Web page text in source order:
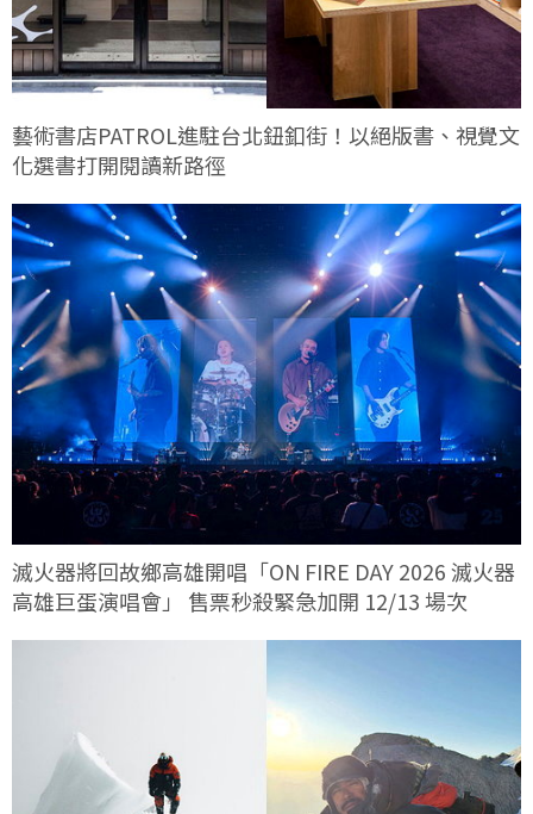
藝術書店PATROL進駐台北鈕釦街！以絕版書、視覺文
化選書打開閱讀新路徑
滅火器將回故鄉高雄開唱「ON FIRE DAY 2026 滅火器
高雄巨蛋演唱會」 售票秒殺緊急加開 12/13 場次